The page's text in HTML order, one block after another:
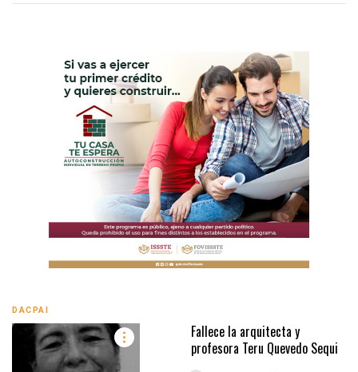
DACPAI
Fallece la arquitecta y
profesora Teru Quevedo Sequi